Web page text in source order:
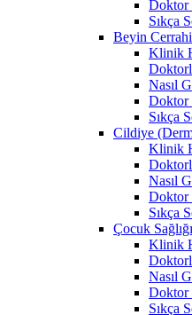
Doktor
Sıkça
Beyin Cerrahi
Klinik
Nasıl
Doktor
Sıkça
Cildiye
Klinik
Nasıl
Doktor
Sıkça
Çocuk
Klinik
Nasıl
Doktor
Sıkça